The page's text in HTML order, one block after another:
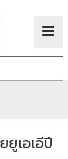
เอเอีปี